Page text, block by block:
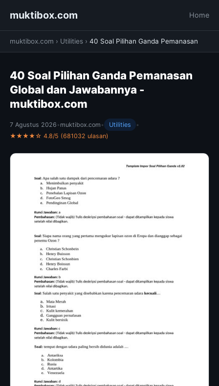
muktibox.com Home
muktibox.com › Utilities › 40 Soal Pilihan Ganda Pemanasan
40 Soal Pilihan Ganda Pemanasan
Global dan Jawabannya -
muktibox.com
7 Agustus 2026 • muktibox.com • Utilities
•
★★★★☆ 4.8/5 (681032 ulasan)